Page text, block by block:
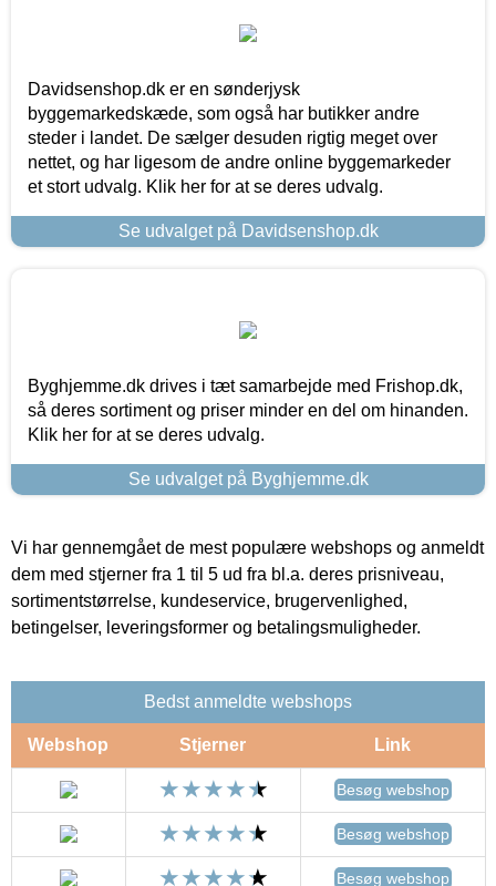
Davidsenshop.dk er en sønderjysk
byggemarkedskæde, som også har butikker andre
steder i landet. De sælger desuden rigtig meget over
nettet, og har ligesom de andre online byggemarkeder
et stort udvalg. Klik her for at se deres udvalg.
Se udvalget på Davidsenshop.dk
Byghjemme.dk drives i tæt samarbejde med Frishop.dk,
så deres sortiment og priser minder en del om hinanden.
Klik her for at se deres udvalg.
Se udvalget på Byghjemme.dk
Vi har gennemgået de mest populære webshops og anmeldt
dem med stjerner fra 1 til 5 ud fra bl.a. deres prisniveau,
sortimentstørrelse, kundeservice, brugervenlighed,
betingelser, leveringsformer og betalingsmuligheder.
Bedst anmeldte webshops
Webshop Stjerner Link
Besøg webshop
Besøg webshop
Besøg webshop